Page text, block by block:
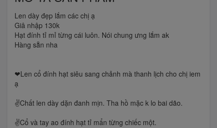
Len dày đẹp lắm các chị ạ
Giâ nhập 130k
Hạt đính tỉ mỉ từng cái luôn. Nói chung ưng lắm ak
Hàng sẵn nha
❤Len cổ đính hạt siêu sang chảnh mà thanh lịch cho chị iem
ạ
✌Chất len dày dặn đanh mịn. Tha hồ mặc k lo bai dão.
✌Cổ và tay ao đính hạt tỉ mẩn từng chiếc một.